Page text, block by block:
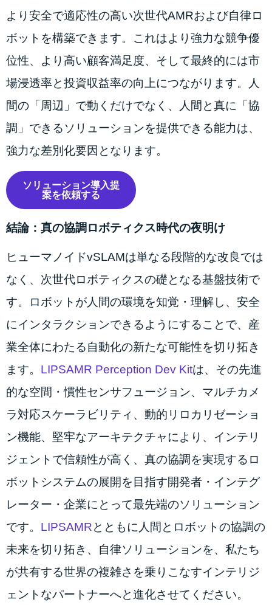
より安全で適応性の高い次世代AMRおよび自律ロ
ボットを構築できます。これはより強力な競争優
位性、より高い顧客満足度、そして最終的には市
場浸透率と投資収益率の向上につながります。人
間の「周辺」で動くだけでなく、人間と真に「協
調」できるソリューションを提供できる能力は、
強力な差別化要因となります。
ソリューション導入提
案を依頼する
結論：真の協調ロボティクス時代の夜明け
ヒューマノイドvSLAMは単なる段階的な改良では
なく、次世代ロボティクスの礎となる基盤技術で
す。ロボットが人間の環境を知覚・理解し、安全
にインタラクションできるようにすることで、産
業全体にわたる自動化の新たな可能性を切り拓き
ます。 LIPSAMR Perception Dev Kitは、その先進
的な空間・慣性センサフュージョン、マルチカメ
ラ対応スケーラビリティ、動的リロカリゼーショ
ン機能、堅牢なアーキテクチャにより、インテリ
ジェントで信頼性が高く、真の協調を実現するロ
ボットシステムの展開を目指す開発者・インテグ
レーター・企業にとって最先端のソリューション
です。 LIPSAMRとともに人間とロボットの協調の
未来を切り拓き、自律ソリューションを、私たち
が共有する世界の複雑さを乗りこなすインテリジ
ェントなパートナーへと進化させてください。